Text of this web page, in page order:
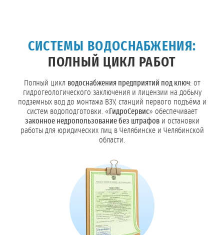
СИСТЕМЫ ВОДОСНАБЖЕНИЯ:
ПОЛНЫЙ ЦИКЛ РАБОТ
Полный цикл водоснабжения предприятий под ключ: от
гидрогеологического заключения и лицензии на добычу
подземных вод до монтажа ВЗУ, станций первого подъёма и
систем водоподготовки. «ГидроСервис» обеспечивает
законное недропользование без штрафови остановки
работы для юридических лиц в Челябинске и Челябинской
области.